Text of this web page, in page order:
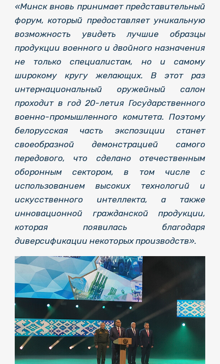
«Минск вновь принимает представительный
форум, который предоставляет уникальную
возможность увидеть лучшие образцы
продукции военного и двойного назначения
не только специалистам, но и самому
широкому кругу желающих. В этот раз
интернациональный оружейный салон
проходит в год 20-летия Государственного
военно-промышленного комитета. Поэтому
белорусская часть экспозиции станет
своеобразной демонстрацией самого
передового, что сделано отечественным
оборонным сектором, в том числе с
использованием высоких технологий и
искусственного интеллекта, а также
инновационной гражданской продукции,
которая появилась благодаря
диверсификации некоторых производств».